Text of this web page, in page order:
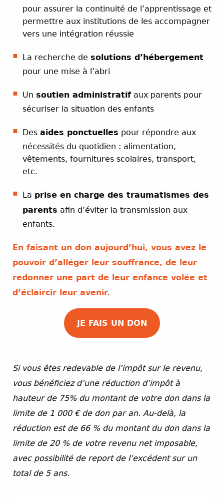
pour assurer la continuité de l’apprentissage et
permettre aux institutions de les accompagner
vers une intégration réussie
La recherche de solutions d’hébergement
pour une mise à l’abri
Un soutien administratifaux parents pour
sécuriser la situation des enfants
Des aides ponctuelles pour répondre aux
nécessités du quotidien : alimentation,
vêtements, fournitures scolaires, transport,
etc.
La prise en charge des traumatismes des
parents afin d’éviter la transmission aux
enfants.
En faisant un don aujourd’hui, vous avez le
pouvoir d’alléger leur souffrance, de leur
redonner une part de leur enfance volée et
d’éclaircir leur avenir.
JE FAIS UN DON
Si vous êtes redevable de l’impôt sur le revenu,
vous bénéficiez d’une réduction d’impôt à
hauteur de 75% du montant de votre don dans la
limite de 1 000 € de don par an. Au-delà, la
réduction est de 66 % du montant du don dans la
limite de 20 % de votre revenu net imposable,
avec possibilité de report de l’excédent sur un
total de 5 ans.